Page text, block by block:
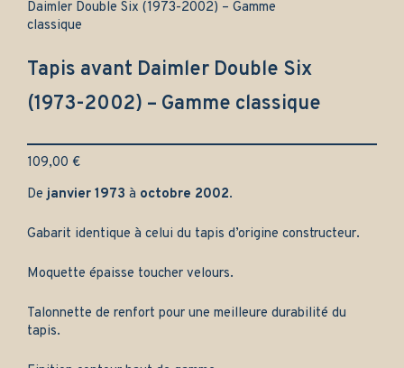
Daimler Double Six (1973-2002) – Gamme
classique
Tapis avant Daimler Double Six
(1973-2002) – Gamme classique
109,00 €
Dejanvier 1973 à octobre 2002.
Gabarit identique à celui du tapis d’origine constructeur.
Moquette épaisse toucher velours.
Talonnette de renfort pour une meilleure durabilité du
tapis.